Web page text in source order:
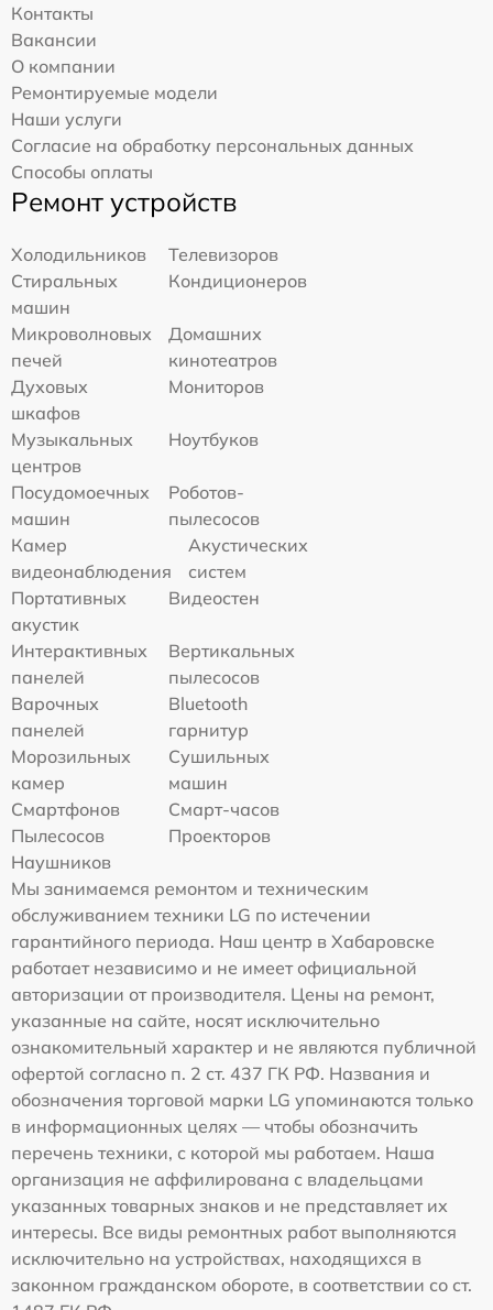
Контакты
Вакансии
О компании
Ремонтируемые модели
Наши услуги
Согласие на обработку персональных данных
Способы оплаты
Ремонт устройств
Холодильников
Телевизоров
Стиральных
машин
Кондиционеров
Микроволновых
печей
Домашних
кинотеатров
Духовых
шкафов
Мониторов
Музыкальных
центров
Ноутбуков
Посудомоечных
машин
Роботов-
пылесосов
Камер
видеонаблюдения
Акустических
систем
Портативных
акустик
Видеостен
Интерактивных
панелей
Вертикальных
пылесосов
Варочных
панелей
Bluetooth
гарнитур
Морозильных
камер
Сушильных
машин
Смартфонов
Смарт-часов
Пылесосов
Проекторов
Наушников
Мы занимаемся ремонтом и техническим
обслуживанием техники LG по истечении
гарантийного периода. Наш центр в Хабаровске
работает независимо и не имеет официальной
авторизации от производителя. Цены на ремонт,
указанные на сайте, носят исключительно
ознакомительный характер и не являются публичной
офертой согласно п. 2 ст. 437 ГК РФ. Названия и
обозначения торговой марки LG упоминаются только
в информационных целях — чтобы обозначить
перечень техники, с которой мы работаем. Наша
организация не аффилирована с владельцами
указанных товарных знаков и не представляет их
интересы. Все виды ремонтных работ выполняются
исключительно на устройствах, находящихся в
законном гражданском обороте, в соответствии со ст.